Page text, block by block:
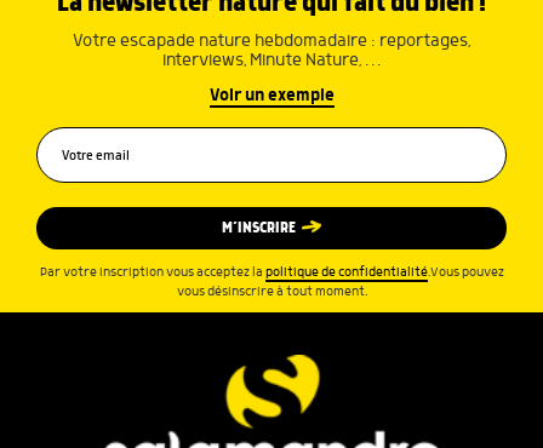
Votre escapade nature hebdomadaire : reportages,
interviews, Minute Nature, …
Voir un exemple
M’INSCRIRE
Par votre inscription vous acceptez la politique de confidentialité.Vous pouvez
vous désinscrire à tout moment.